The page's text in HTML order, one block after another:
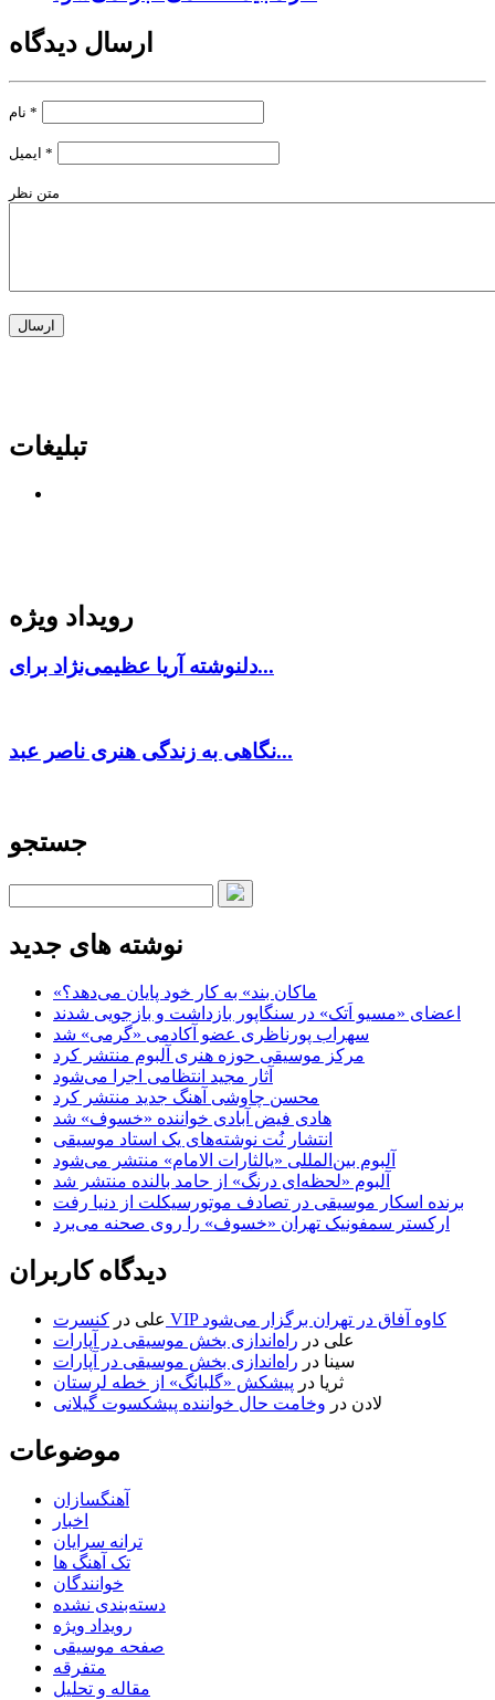
ارسال دیدگاه
*
*
متن نظر
تبلیغات
رویداد ویژه
دلنوشته آریا عظیمی‌نژاد برای...
نگاهی به زندگی هنری ناصر عبد...
جستجو
نوشته های جدید
«ماکان بند» به کار خود پایان می‌دهد؟
اعضای «مسیو اَتک» در سنگاپور بازداشت و بازجویی شدند
سهراب پورناظری عضو آکادمی «گرمی» شد
مرکز موسیقی حوزه هنری آلبوم منتشر کرد
آثار مجید انتظامی اجرا می‌شود
محسن چاوشی آهنگ جدید منتشر کرد
هادی فیض آبادی خواننده «خسوف» شد
انتشار نُت نوشته‌های یک استاد موسیقی
آلبوم بین‌المللی «یالثارات الامام» منتشر می‌شود
آلبوم «لحظه‌ای درنگ» از حامد بالنده منتشر شد
برنده اسکار موسیقی در تصادف موتورسیکلت از دنیا رفت
ارکستر سمفونیک تهران «خسوف» را روی صحنه می‌برد
دیدگاه کاربران
علی در
کنسرت VIP کاوه آفاق در تهران برگزار می‌شود
علی در راه‌اندازی بخش موسیقی در آپارات
سینا در راه‌اندازی بخش موسیقی در آپارات
ثریا در پیشکش «گلبانگ» از خطه لرستان
لادن در وخامت حال خواننده پیشکسوت گیلانی
موضوعات
آهنگسازان
اخبار
ترانه سرایان
تک آهنگ ها
خوانندگان
دسته‌بندی نشده
رویداد ویژه
صفحه موسیقی
متفرقه
مقاله و تحلیل